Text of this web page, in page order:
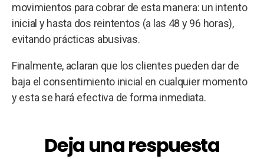
movimientos para cobrar de esta manera: un intento
inicial y hasta dos reintentos (a las 48 y 96 horas),
evitando prácticas abusivas.
Finalmente, aclaran que los clientes pueden dar de
baja el consentimiento inicial en cualquier momento
y esta se hará efectiva de forma inmediata.
Deja una respuesta